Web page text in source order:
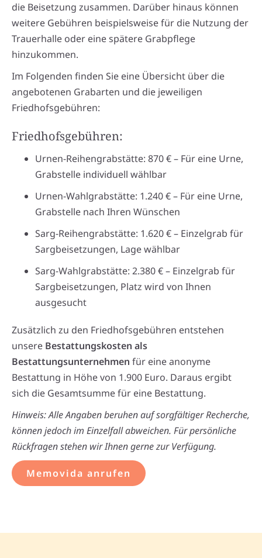
die Beisetzung zusammen. Darüber hinaus können
weitere Gebühren beispielsweise für die Nutzung der
Trauerhalle oder eine spätere Grabpflege
hinzukommen.
Im Folgenden finden Sie eine Übersicht über die
angebotenen Grabarten und die jeweiligen
Friedhofsgebühren:
Friedhofsgebühren:
Urnen-Reihengrabstätte: 870 € – Für eine Urne,
Grabstelle individuell wählbar
Urnen-Wahlgrabstätte: 1.240 € – Für eine Urne,
Grabstelle nach Ihren Wünschen
Sarg-Reihengrabstätte: 1.620 € – Einzelgrab für
Sargbeisetzungen, Lage wählbar
Sarg-Wahlgrabstätte: 2.380 € – Einzelgrab für
Sargbeisetzungen, Platz wird von Ihnen
ausgesucht
Zusätzlich zu den Friedhofsgebühren entstehen
unsere Bestattungskosten als
Bestattungsunternehmen für eine anonyme
Bestattung in Höhe von 1.900 Euro. Daraus ergibt
sich die Gesamtsumme für eine Bestattung.
Hinweis: Alle Angaben beruhen auf sorgfältiger Recherche,
können jedoch im Einzelfall abweichen. Für persönliche
Rückfragen stehen wir Ihnen gerne zur Verfügung.
Memovida anrufen